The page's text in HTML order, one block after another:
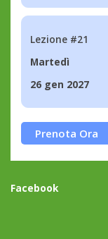
Lezione #21
Martedì
26 gen 2027
Prenota Ora
Facebook